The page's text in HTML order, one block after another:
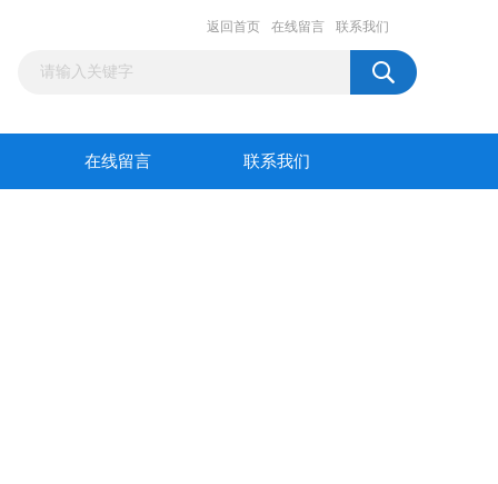
返回首页 在线留言 联系我们
在线留言 联系我们